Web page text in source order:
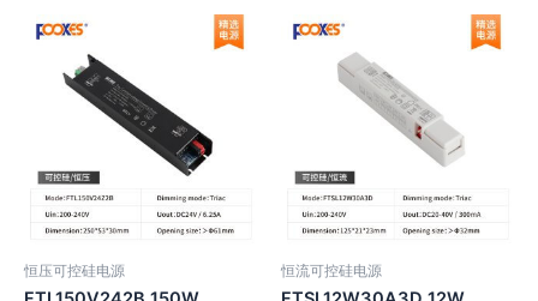
恒压可控硅电源 恒流可控硅电源